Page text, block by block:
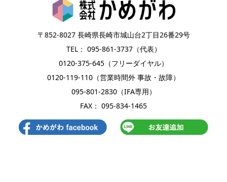
〒852-8027 長崎県長崎市城山台2丁目26番29号
TEL： 095-861-3737（代表）
0120-375-645（フリーダイヤル）
0120-119-110（営業時間外 事故・故障）
095-801-2830（IFA専用）
FAX： 095-834-1465